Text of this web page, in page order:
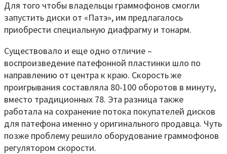
Для того чтобы владельцы граммофонов смогли
запустить диски от «Патэ», им предлагалось
приобрести специальную диафрагму и тонарм.
Существовало и еще одно отличие –
воспроизведение патефонной пластинки шло по
направлению от центра к краю. Скорость же
проигрывания составляла 80-100 оборотов в минуту,
вместо традиционных 78. Эта разница также
работала на сохранение потока покупателей дисков
для патефона именно у оригинального продавца. Чуть
позже проблему решило оборудование граммофонов
регулятором скорости.